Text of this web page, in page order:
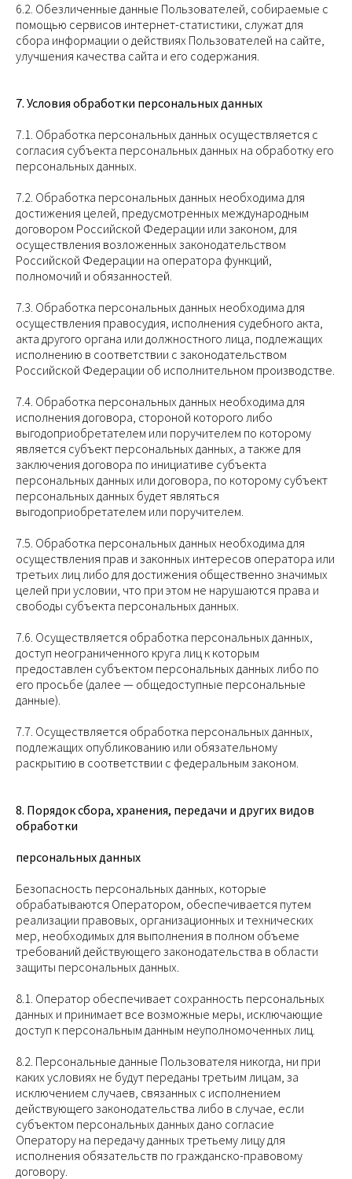
6.2. Обезличенные данные Пользователей, собираемые с
помощью сервисов интернет-статистики, служат для
сбора информации о действиях Пользователей на сайте,
улучшения качества сайта и его содержания.
7. Условия обработки персональных данных
7.1. Обработка персональных данных осуществляется с
согласия субъекта персональных данных на обработку его
персональных данных.
7.2. Обработка персональных данных необходима для
достижения целей, предусмотренных международным
договором Российской Федерации или законом, для
осуществления возложенных законодательством
Российской Федерации на оператора функций,
полномочий и обязанностей.
7.3. Обработка персональных данных необходима для
осуществления правосудия, исполнения судебного акта,
акта другого органа или должностного лица, подлежащих
исполнению в соответствии с законодательством
Российской Федерации об исполнительном производстве.
7.4. Обработка персональных данных необходима для
исполнения договора, стороной которого либо
выгодоприобретателем или поручителем по которому
является субъект персональных данных, а также для
заключения договора по инициативе субъекта
персональных данных или договора, по которому субъект
персональных данных будет являться
выгодоприобретателем или поручителем.
7.5. Обработка персональных данных необходима для
осуществления прав и законных интересов оператора или
третьих лиц либо для достижения общественно значимых
целей при условии, что при этом не нарушаются права и
свободы субъекта персональных данных.
7.6. Осуществляется обработка персональных данных,
доступ неограниченного круга лиц к которым
предоставлен субъектом персональных данных либо по
его просьбе (далее — общедоступные персональные
данные).
7.7. Осуществляется обработка персональных данных,
подлежащих опубликованию или обязательному
раскрытию в соответствии с федеральным законом.
8. Порядок сбора, хранения, передачи и других видов
обработки
персональных данных
Безопасность персональных данных, которые
обрабатываются Оператором, обеспечивается путем
реализации правовых, организационных и технических
мер, необходимых для выполнения в полном объеме
требований действующего законодательства в области
защиты персональных данных.
8.1. Оператор обеспечивает сохранность персональных
данных и принимает все возможные меры, исключающие
доступ к персональным данным неуполномоченных лиц.
8.2. Персональные данные Пользователя никогда, ни при
каких условиях не будут переданы третьим лицам, за
исключением случаев, связанных с исполнением
действующего законодательства либо в случае, если
субъектом персональных данных дано согласие
Оператору на передачу данных третьему лицу для
исполнения обязательств по гражданско-правовому
договору.